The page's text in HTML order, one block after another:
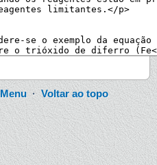
Menu ·Voltar ao topo